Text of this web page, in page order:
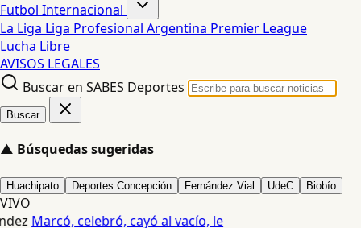
Futbol Internacional
La Liga Liga Profesional Argentina Premier League
Lucha Libre
AVISOS LEGALES
Buscar en SABES Deportes
Buscar
▲ Búsquedas sugeridas
Huachipato Deportes Concepción Fernández Vial UdeC Biobío
VIVO
Marcó, celebró, cayó al vacío, le